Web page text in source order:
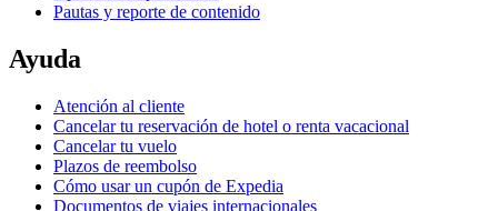
Pautas y reporte de contenido
Ayuda
Atención al cliente
Cancelar tu reservación de hotel o renta vacacional
Cancelar tu vuelo
Plazos de reembolso
Cómo usar un cupón de Expedia
Documentos de viajes internacionales